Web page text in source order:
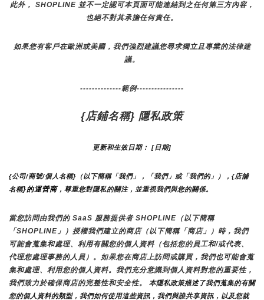
此外， SHOPLINE 並不一定認可本頁面可能連結到之任何第三方內容，
也絕不對其承擔任何責任。
如果您有客戶在歐洲或美國，我們強烈建議您尋求獨立且專業的法律建
議。
--------------範例----------------
{店鋪名稱} 隱私政策
更新和生效日期： [日期]
{公司/商號/個人名稱}（以下簡稱「我們」，「我們」或「我們的」），{店舖
名稱}的運營商，尊重您對隱私的關注，並重視我們與您的關係。
當您訪問由我們的 SaaS 服務提供者 SHOPLINE（以下簡稱
「SHOPLINE」）授權我們建立的商店（以下簡稱「商店」）時，我們
可能會蒐集和處理、利用有關您的個人資料（包括您的員工和/或代表、
代理您處理事務的人員）。如果您在商店上訪問或購買，我們也可能會蒐
集和處理、利用您的個人資料。我們充分意識到個人資料對您的重要性，
我們致力於確保商店的完整性和安全性。
本隱私政策描述了我們蒐集的有關
您的個人資料的類型，我們如何使用這些資訊，我們與誰共享資訊，以及您就